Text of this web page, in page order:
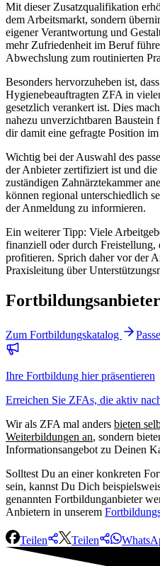
Mit dieser Zusatzqualifikation
dem Arbeitsmarkt, sondern
eigener Verantwortung und
mehr Zufriedenheit im Beruf
Abwechslung zum routinierten
Besonders hervorzuheben ist,
Hygienebeauftragten ZFA in
gesetzlich verankert ist. Dies
nahezu unverzichtbaren Baustein
dir damit eine gefragte Position
Wichtig bei der Auswahl des
der Anbieter zertifiziert ist und
zuständigen Zahnärztekammer
können regional unterschiedlich
der Anmeldung zu informieren.
Ein weiterer Tipp: Viele
finanziell oder durch Freistellung,
profitieren. Sprich daher vor der
Praxisleitung über
Fortbildungsanbieter
Zum Fortbildungskatalog
Ihre Fortbildung hier präsentieren
Erreichen Sie ZFAs, die aktiv
Wir als ZFA mal anders bieten
Weiterbildungen an, sondern
Informationsangebot zu Deinen
Solltest Du an einer konkreten
sein, kannst Du Dich
genannten Fortbildunganbieter
Anbietern in unserem
Teilen Teilen